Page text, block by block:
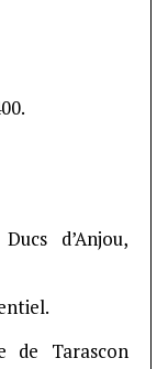
Ducs d’Anjou,
de Tarascon